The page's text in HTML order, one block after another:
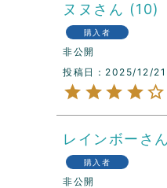
ヌヌ 10
購入者
非公開
投稿日
2025/12/21
レインボー
購入者
非公開